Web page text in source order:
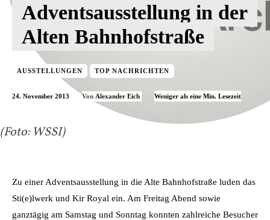
(Foto: WSSI)
Adventsausstellung in der
Alten Bahnhofstraße
AUSSTELLUNGEN TOP NACHRICHTEN
24. November 2013 Von Alexander Eich Weniger als eine Min. Lesezeit
Zu einer Adventsausstellung in die Alte Bahnhofstraße luden das
Sti(e)lwerk und Kir Royal ein. Am Freitag Abend sowie
ganztägig am Samstag und Sonntag konnten zahlreiche Besucher